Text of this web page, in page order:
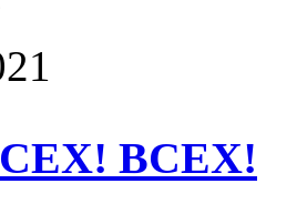
ВСЕХ!